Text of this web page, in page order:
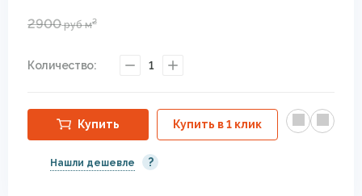
2900рубм2
Количество: 1
Купить Купить в 1 клик
Нашли дешевле ?